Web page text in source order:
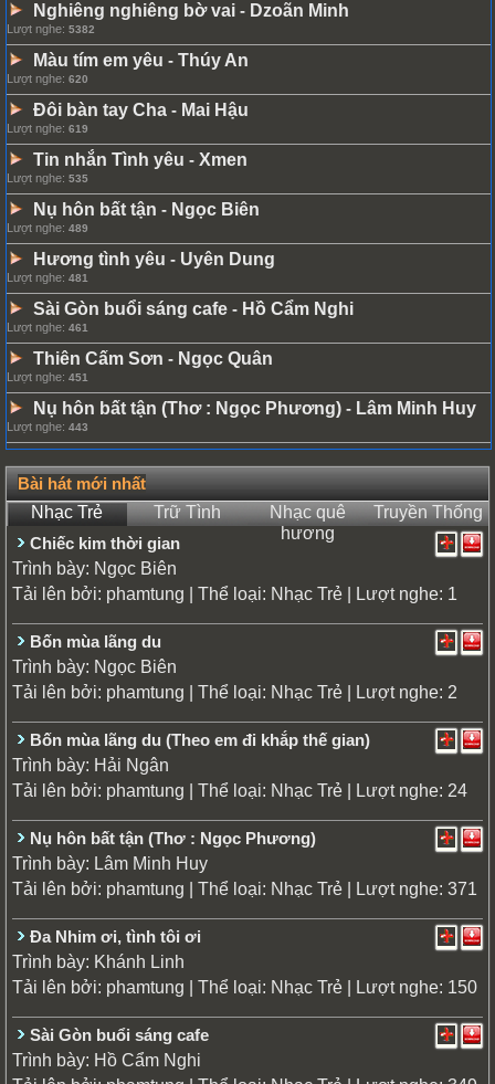
Nghiêng nghiêng bờ vai - Dzoãn Minh
Lượt nghe: 5382
Màu tím em yêu - Thúy An
Lượt nghe: 620
Đôi bàn tay Cha - Mai Hậu
Lượt nghe: 619
Tin nhắn Tình yêu - Xmen
Lượt nghe: 535
Nụ hôn bất tận - Ngọc Biên
Lượt nghe: 489
Hương tình yêu - Uyên Dung
Lượt nghe: 481
Sài Gòn buổi sáng cafe - Hồ Cẩm Nghi
Lượt nghe: 461
Thiên Cấm Sơn - Ngọc Quân
Lượt nghe: 451
Nụ hôn bất tận (Thơ : Ngọc Phương) - Lâm Minh Huy
Lượt nghe: 443
Bài hát mới nhất
Nhạc Trẻ
Trữ Tình
Nhạc quê
hương
Truyền Thống
Chiếc kim thời gian
Trình bày: Ngọc Biên
Tải lên bởi: phamtung | Thể loại: Nhạc Trẻ | Lượt nghe: 1
Bốn mùa lãng du
Trình bày: Ngọc Biên
Tải lên bởi: phamtung | Thể loại: Nhạc Trẻ | Lượt nghe: 2
Bốn mùa lãng du (Theo em đi khắp thế gian)
Trình bày: Hải Ngân
Tải lên bởi: phamtung | Thể loại: Nhạc Trẻ | Lượt nghe: 24
Nụ hôn bất tận (Thơ : Ngọc Phương)
Trình bày: Lâm Minh Huy
Tải lên bởi: phamtung | Thể loại: Nhạc Trẻ | Lượt nghe: 371
Đa Nhim ơi, tình tôi ơi
Trình bày: Khánh Linh
Tải lên bởi: phamtung | Thể loại: Nhạc Trẻ | Lượt nghe: 150
Sài Gòn buổi sáng cafe
Trình bày: Hồ Cẩm Nghi